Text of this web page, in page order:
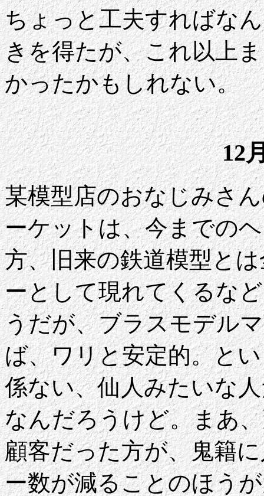
ちょっと工夫すればな
きを得たが、これ以上
かったかもしれない。
12
某模型店のおなじみさ
ーケットは、今までの
方、旧来の鉄道模型と
ーとして現れてくるな
うだが、ブラスモデル
ば、ワリと安定的。と
係ない、仙人みたいな
なんだろうけど。まあ
顧客だった方が、鬼籍
ー数が減ることのほう